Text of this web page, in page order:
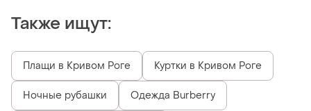
Также ищут:
Плащи в Кривом Роге Куртки в Кривом Роге
Ночные рубашки Одежда Burberry